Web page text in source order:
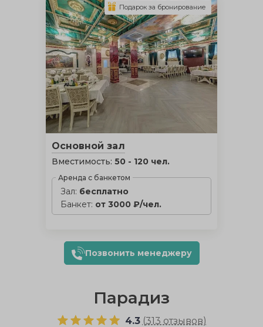
Основной зал
Вместимость: 50 - 120 чел.
Аренда с банкетом
Зал: бесплатно
Банкет: от 3000 ₽/чел.
Подарок за бронирование
Позвонить менеджеру
Парадиз
4.3 (313 отзывов)